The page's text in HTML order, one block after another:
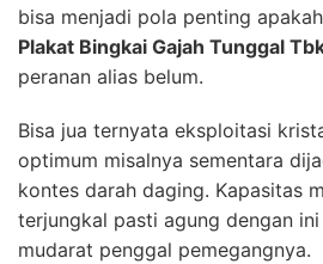
bisa menjadi pola penting
Plakat Bingkai Gajah Tunggal
peranan alias belum.
Bisa jua ternyata eksploitasi
optimum misalnya sementara
kontes darah daging. Kapasitas
terjungkal pasti agung dengan
mudarat penggal pemegangnya.